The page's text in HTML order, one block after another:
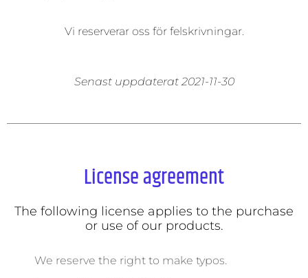
Vi reserverar oss för felskrivningar.
Senast uppdaterat 2021-11-30
License agreement
The following license applies to the purchase
or use of our products.
We reserve the right to make typos.